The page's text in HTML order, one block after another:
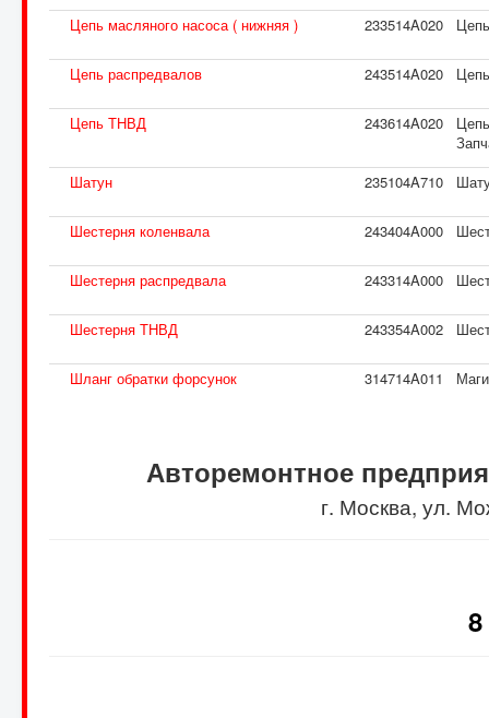
Цепь масляного насоса ( нижняя ) 233514A020
Цепь распредвалов 243514A020
Цепь ТНВД 243614A020
Шатун
235104A710
Шестерня коленвала 243404A000
Шестерня распредвала 243314A000
Шестерня ТНВД 243354A002
Шланг обратки форсунок 314714A011
Авторемонтное
г. Москва, ул.